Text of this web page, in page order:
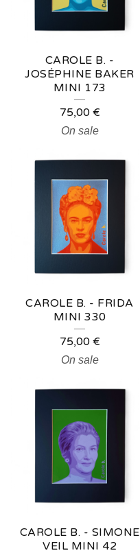
CAROLE B. -
JOSÉPHINE BAKER
MINI 173
75,00 €
On sale
CAROLE B. - FRIDA
MINI 330
75,00 €
On sale
CAROLE B. - SIMONE
VEIL MINI 42